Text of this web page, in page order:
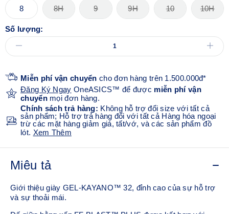
8 8H 9 9H 10 10H
Số lượng:
Miễn phí vận chuyển cho đơn hàng trên 1.500.000đ*
Đăng Ký Ngay OneASICS™ để được miễn phí vận
chuyểnmọi đơn hàng.
Chính sách trả hàng: Không hỗ trợ đổi size với tất cả
sản phẩm; Hỗ trợ trả hàng đối với tất cả Hàng hóa ngoại
trừ các mặt hàng giảm giá, tất/vớ, và các sản phẩm đồ
lót. Xem Thêm
Miêu tả
Giới thiệu giày GEL-KAYANO™ 32, đỉnh cao của sự hỗ trợ
và sự thoải mái.